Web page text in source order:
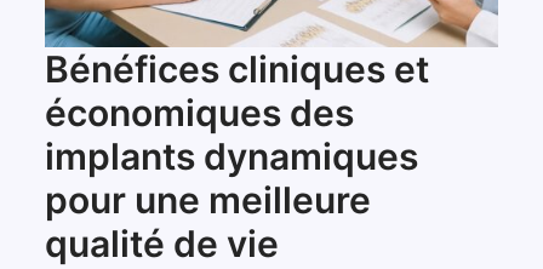
Bénéfices cliniques et
économiques des
implants dynamiques
pour une meilleure
qualité de vie